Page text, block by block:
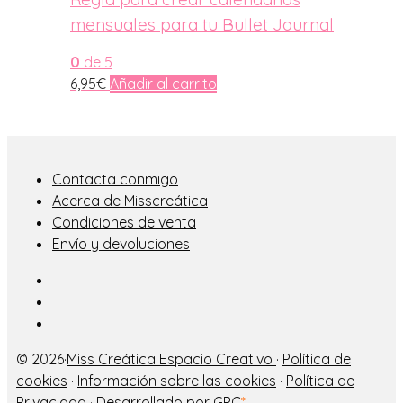
mensuales para tu Bullet Journal
0 de 5
6,95€ Añadir al carrito
Contacta conmigo
Acerca de Misscreática
Condiciones de venta
Envío y devoluciones
© 2026·Miss Creática Espacio Creativo · Política de
cookies · Información sobre las cookies · Política de